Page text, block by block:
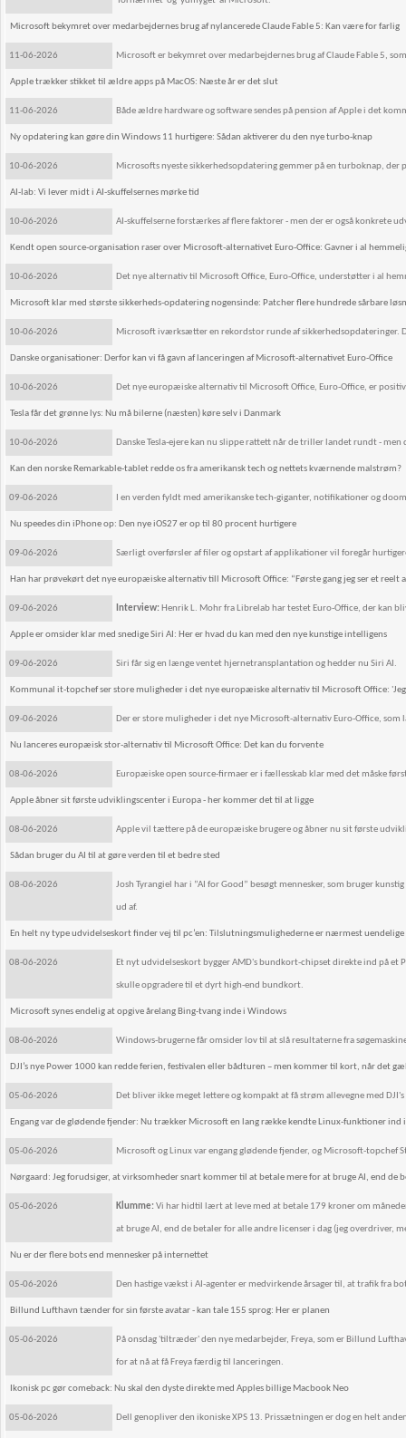
Microsoft bekymret over medarbejdernes brug af nylancerede Claude Fable 5: Kan være for farlig
11-06-2026 Microsoft er bekymret over medarbejdernes brug af Claude Fable 5,
Apple trækker stikket til ældre apps på MacOS: Næste år er det slut
11-06-2026 Både ældre hardware og software sendes på pension af Apple i det
Ny opdatering kan gøre din Windows 11 hurtigere: Sådan aktiverer du den nye turbo-knap
10-06-2026 Microsofts nyeste sikkerhedsopdatering gemmer på en turboknap,
AI-lab: Vi lever midt i AI-skuffelsernes mørke tid
10-06-2026 AI-skuffelserne forstærkes af flere faktorer - men der er også konkrete
Kendt open source-organisation raser over Microsoft-alternativet Euro-Office: Gavner i al
10-06-2026 Det nye alternativ til Microsoft Office, Euro-Office, understøtter i al
Microsoft klar med største sikkerheds-opdatering nogensinde: Patcher flere hundrede sårbare
10-06-2026 Microsoft iværksætter en rekordstor runde af sikkerhedsopdateringer.
Danske organisationer: Derfor kan vi få gavn af lanceringen af Microsoft-alternativet Euro-Office
10-06-2026 Det nye europæiske alternativ til Microsoft Office, Euro-Office, er
Tesla får det grønne lys: Nu må bilerne (næsten) køre selv i Danmark
10-06-2026 Danske Tesla-ejere kan nu slippe rattett når de triller landet rundt - men
Kan den norske Remarkable-tablet redde os fra amerikansk tech og nettets kværnende malstrøm?
09-06-2026 I en verden fyldt med amerikanske tech-giganter, notifikationer og
Nu speedes din iPhone op: Den nye iOS27 er op til 80 procent hurtigere
09-06-2026 Særligt overførsler af filer og opstart af applikationer vil foregår
Han har prøvekørt det nye europæiske alternativ till Microsoft Office: “Første gang jeg ser et reelt
09-06-2026 Interview: Henrik L. Mohr fra Librelab har testet Euro-Office, der kan
Apple er omsider klar med snedige Siri AI: Her er hvad du kan med den nye kunstige intelligens
09-06-2026 Siri får sig en længe ventet hjernetransplantation og hedder nu Siri AI.
Kommunal it-topchef ser store muligheder i det nye europæiske alternativ til Microsoft Office:
09-06-2026 Der er store muligheder i det nye Microsoft-alternativ Euro-Office,
Nu lanceres europæisk stor-alternativ til Microsoft Office: Det kan du forvente
08-06-2026 Europæiske open source-firmaer er i fællesskab klar med det måske
Apple åbner sit første udviklingscenter i Europa - her kommer det til at ligge
08-06-2026 Apple vil tættere på de europæiske brugere og åbner nu sit første
Sådan bruger du AI til at gøre verden til et bedre sted
08-06-2026 Josh Tyrangiel har i ”AI for Good” besøgt mennesker, som bruger
ud af.
En helt ny type udvidelseskort finder vej til pc’en: Tilslutningsmulighederne er nærmest uendelige
08-06-2026 Et nyt udvidelseskort bygger AMD's bundkort-chipset direkte ind på et
skulle opgradere til et dyrt high-end bundkort.
Microsoft synes endelig at opgive årelang Bing-tvang inde i Windows
08-06-2026 Windows-brugerne får omsider lov til at slå resultaterne fra
DJI’s nye Power 1000 kan redde ferien, festivalen eller bådturen – men kommer til kort, når det
05-06-2026 Det bliver ikke meget lettere og kompakt at få strøm allevegne med
Engang var de glødende fjender: Nu trækker Microsoft en lang række kendte Linux-funktioner ind
05-06-2026 Microsoft og Linux var engang glødende fjender, og Microsoft-
Nørgaard: Jeg forudsiger, at virksomheder snart kommer til at betale mere for at bruge AI, end de
05-06-2026 Klumme:Vi har hidtil lært at leve med at betale 179 kroner om
at bruge AI, end de betaler for alle andre licenser i dag (jeg overdriver,
Nu er der flere bots end mennesker på internettet
05-06-2026 Den hastige vækst i AI-agenter er medvirkende årsager til, at trafik fra
Billund Lufthavn tænder for sin første avatar - kan tale 155 sprog: Her er planen
05-06-2026 På onsdag 'tiltræder' den nye medarbejder, Freya, som er Billund
for at nå at få Freya færdig til lanceringen.
Ikonisk pc gør comeback: Nu skal den dyste direkte med Apples billige Macbook Neo
05-06-2026 Dell genopliver den ikoniske XPS 13. Prissætningen er dog en helt